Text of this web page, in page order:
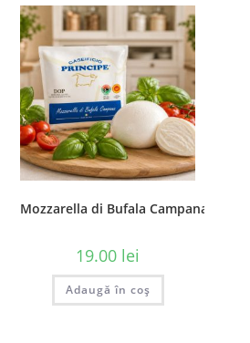
Mozzarella di Bufala Campana DOP,
19.00 lei
Adaugă în coș